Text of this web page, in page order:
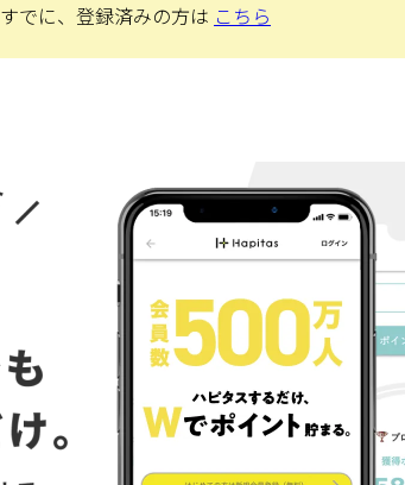
すでに、登録済みの方は こちら